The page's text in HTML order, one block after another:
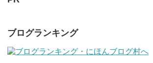
ブログランキング